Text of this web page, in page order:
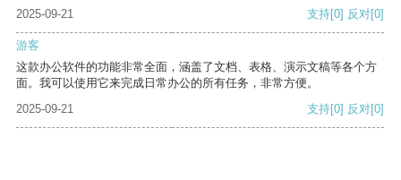
2025-09-21 支持[0] 反对[0]
游客
这款办公软件的功能非常全面，涵盖了文档、表格、演示文稿等各个方
面。我可以使用它来完成日常办公的所有任务，非常方便。
2025-09-21
支持[0] 反对[0]